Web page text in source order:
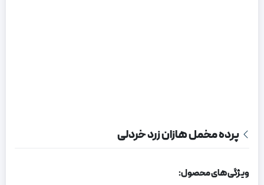
پرده مخمل هازان زرد خردلی
ویژگی های محصول: